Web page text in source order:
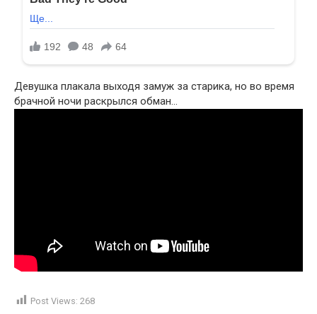
Девушка плакала выходя замуж за старика, но во время
брачной ночи раскрылся обман…
Post Views: 268